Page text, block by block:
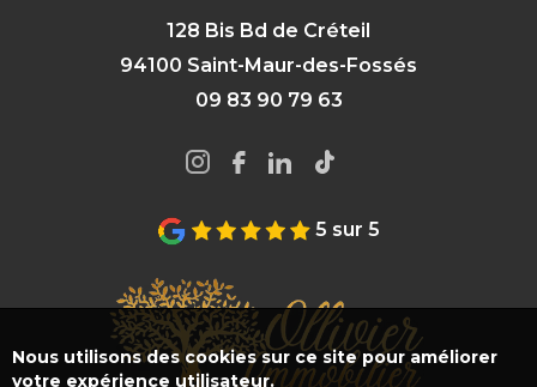
128 Bis Bd de Créteil
94100 Saint-Maur-des-Fossés
09 83 90 79 63
5 sur 5
Nous utilisons des cookies sur ce site pour améliorer
votre expérience utilisateur.